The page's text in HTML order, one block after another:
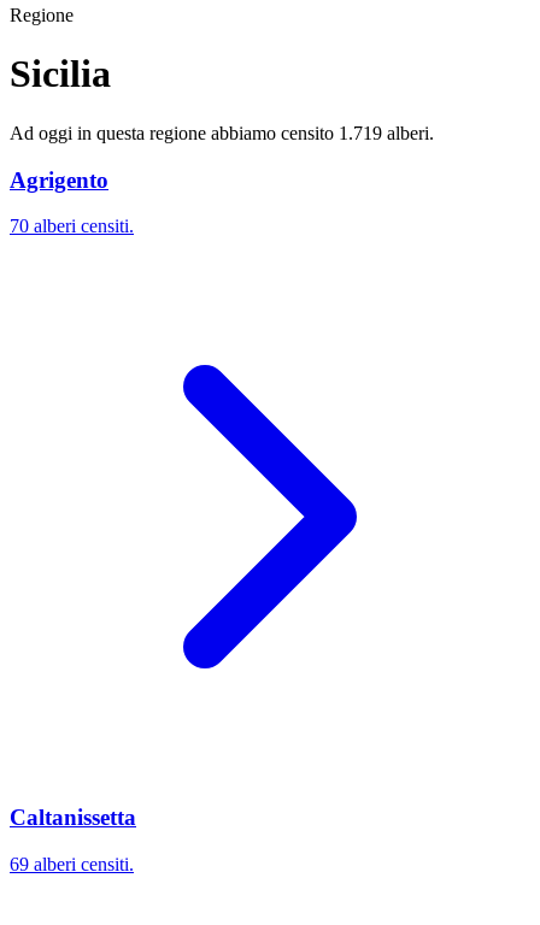
Regione
Sicilia
Ad oggi in questa regione abbiamo censito 1.719 alberi.
Agrigento
70 alberi censiti.
Caltanissetta
69 alberi censiti.